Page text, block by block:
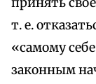
т. е.
«самому
законным